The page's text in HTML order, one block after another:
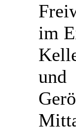
im
und